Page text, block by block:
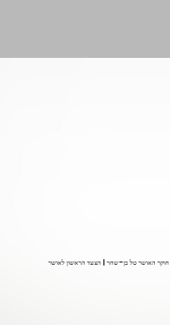
חוקר האושר טל בן-שחר | הצעד הראשון לאושר